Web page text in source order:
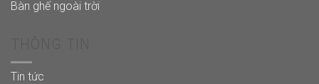
Bàn ghế ngoài trời
Tin tức